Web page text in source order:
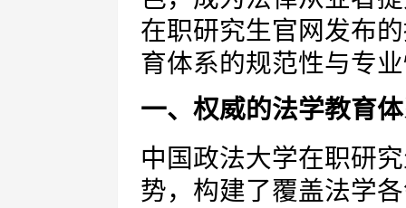
在职研究生官网发布
育体系的规范性与专
一、权威的法学教育
中国政法大学在职研
势，构建了覆盖法学